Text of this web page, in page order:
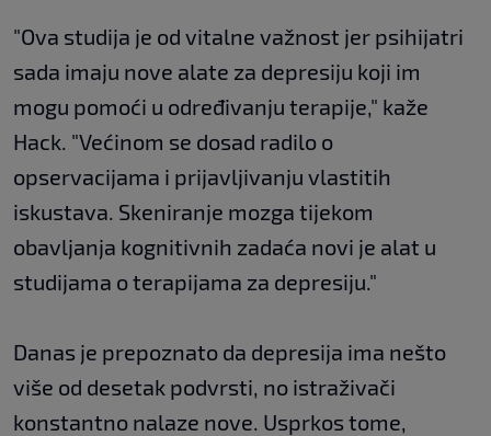
"Ova studija je od vitalne važnost jer psihijatri
sada imaju nove alate za depresiju koji im
mogu pomoći u određivanju terapije," kaže
Hack. "Većinom se dosad radilo o
opservacijama i prijavljivanju vlastitih
iskustava. Skeniranje mozga tijekom
obavljanja kognitivnih zadaća novi je alat u
studijama o terapijama za depresiju."
Danas je prepoznato da depresija ima nešto
više od desetak podvrsti, no istraživači
konstantno nalaze nove. Usprkos tome,